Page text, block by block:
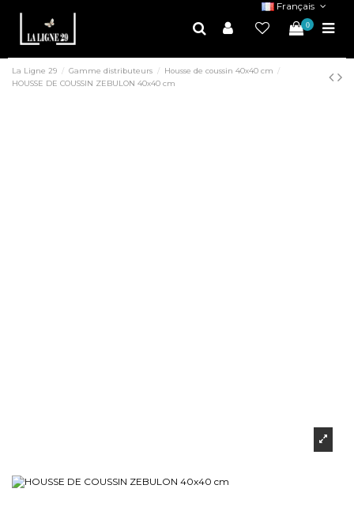
Français
0
La Ligne 29 Gamme distributeurs
Housse de coussin 40x40 cm
HOUSSE DE COUSSIN ZEBULON 40x40 cm